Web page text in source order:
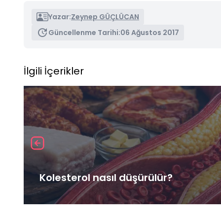
Yazar:Zeynep GÜÇLÜCAN
Güncellenme Tarihi:06 Ağustos 2017
İlgili İçerikler
Kolesterol nasıl düşürülür?